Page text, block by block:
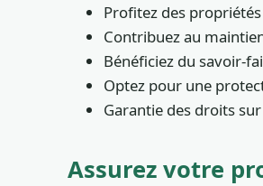
Profitez des
Contribuez au
Bénéficiez du savoir-
Optez pour une
Garantie des droits
Assurez votre